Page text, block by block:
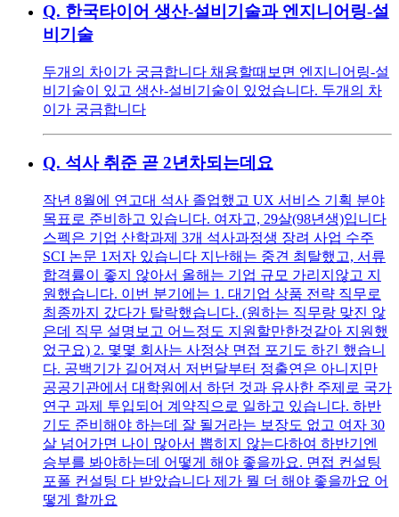
Q. 한국타이어 생산-설비기술과 엔지니어링-설
비기술
두개의 차이가 궁금합니다 채용할때보면 엔지니어링-설
비기술이 있고 생산-설비기술이 있었습니다. 두개의 차
이가 궁금합니다
Q. 석사 취준 곧 2년차되는데요
작년 8월에 연고대 석사 졸업했고 UX 서비스 기획 분야
목표로 준비하고 있습니다. 여자고, 29살(98년생)입니다
스펙은 기업 산학과제 3개 석사과정생 장려 사업 수주
SCI 논문 1저자 있습니다 지난해는 중견 최탈했고, 서류
합격률이 좋지 않아서 올해는 기업 규모 가리지않고 지
원했습니다. 이번 분기에는 1. 대기업 상품 전략 직무로
최종까지 갔다가 탈락했습니다. (원하는 직무랑 맞진 않
은데 직무 설명보고 어느정도 지원할만한것같아 지원했
었구요) 2. 몇몇 회사는 사정상 면접 포기도 하긴 했습니
다. 공백기가 길어져서 저번달부터 정출연은 아니지만
공공기관에서 대학원에서 하던 것과 유사한 주제로 국가
연구 과제 투입되어 계약직으로 일하고 있습니다. 하반
기도 준비해야 하는데 잘 될거라는 보장도 없고 여자 30
살 넘어가면 나이 많아서 뽑히지 않는다하여 하반기엔
승부를 봐야하는데 어떻게 해야 좋을까요. 면접 컨설팅
포폴 컨설팅 다 받았습니다 제가 뭘 더 해야 좋을까요 어
떻게 할까요